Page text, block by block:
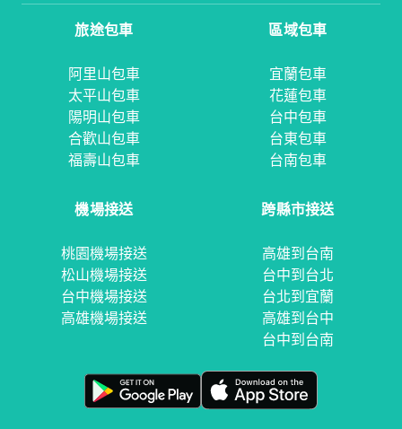
旅途包車
阿里山包車
太平山包車
陽明山包車
合歡山包車
福壽山包車
區域包車
宜蘭包車
花蓮包車
台中包車
台東包車
台南包車
機場接送
桃園機場接送
松山機場接送
台中機場接送
高雄機場接送
跨縣市接送
高雄到台南
台中到台北
台北到宜蘭
高雄到台中
台中到台南